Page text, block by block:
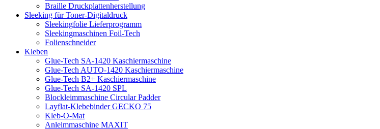
Braille Druckplattenherstellung
Sleeking für Toner-Digitaldruck
Sleekingfolie Lieferprogramm
Sleekingmaschinen Foil-Tech
Folienschneider
Kleben
Glue-Tech SA-1420 Kaschiermaschine
Glue-Tech AUTO-1420 Kaschiermaschine
Glue-Tech B2+ Kaschiermaschine
Glue-Tech SA-1420 SPL
Blockleimmaschine Circular Padder
Layflat-Klebebinder GECKO 75
Kleb-O-Mat
Anleimmaschine MAXIT